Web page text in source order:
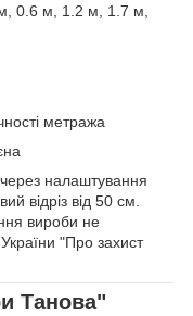
0.6 м, 1.2 м, 1.7 м,
метража
через налаштування
відріз від 50 см.
вироби не
"Про захист
Танова"